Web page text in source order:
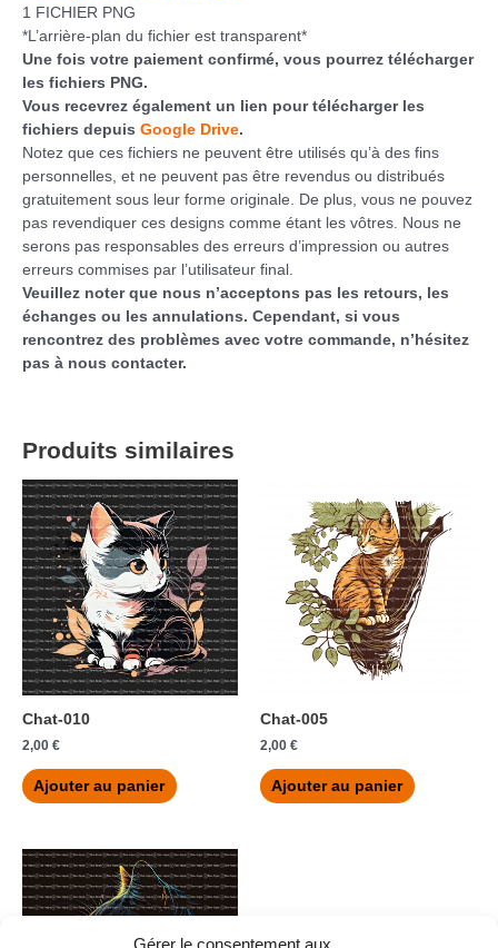
Gérer le consentement aux
1 FICHIER PNG
*L’arrière-plan du fichier est transparent*
Une fois votre paiement confirmé, vous pourrez télécharger
les fichiers PNG.
Vous recevrez également un lien pour télécharger les
fichiers depuis Google Drive.
Notez que ces fichiers ne peuvent être utilisés qu’à des fins
personnelles, et ne peuvent pas être revendus ou distribués
gratuitement sous leur forme originale. De plus, vous ne pouvez
pas revendiquer ces designs comme étant les vôtres. Nous ne
serons pas responsables des erreurs d’impression ou autres
erreurs commises par l’utilisateur final.
Veuillez noter que nous n’acceptons pas les retours, les
échanges ou les annulations. Cependant, si vous
rencontrez des problèmes avec votre commande, n’hésitez
pas à nous contacter.
Produits similaires
Chat-010
2,00 €
Ajouter au panier
Chat-005
2,00 €
Ajouter au panier